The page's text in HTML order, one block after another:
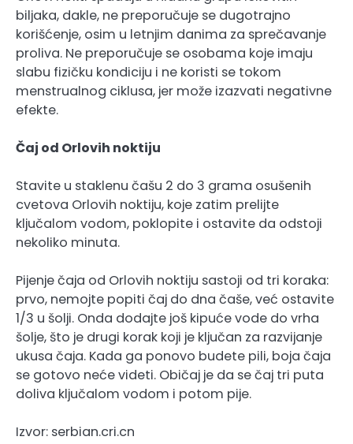
biljaka, dakle, ne preporučuje se dugotrajno
korišćenje, osim u letnjim danima za sprečavanje
proliva. Ne preporučuje se osobama koje imaju
slabu fizičku kondiciju i ne koristi se tokom
menstrualnog ciklusa, jer može izazvati negativne
efekte.
Čaj od Orlovih noktiju
Stavite u staklenu čašu 2 do 3 grama osušenih
cvetova Orlovih noktiju, koje zatim prelijte
ključalom vodom, poklopite i ostavite da odstoji
nekoliko minuta.
Pijenje čaja od Orlovih noktiju sastoji od tri koraka:
prvo, nemojte popiti čaj do dna čaše, već ostavite
1/3 u šolji. Onda dodajte još kipuće vode do vrha
šolje, što je drugi korak koji je ključan za razvijanje
ukusa čaja. Kada ga ponovo budete pili, boja čaja
se gotovo neće videti. Običaj je da se čaj tri puta
doliva ključalom vodom i potom pije.
Izvor: serbian.cri.cn